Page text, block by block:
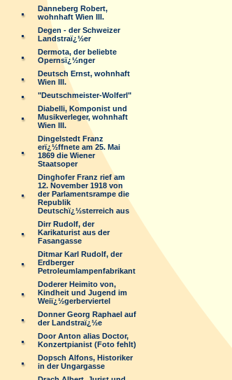
Danneberg Robert,
wohnhaft Wien III.
Degen - der Schweizer
Landstraï¿½er
Dermota, der beliebte
Opernsï¿½nger
Deutsch Ernst, wohnhaft
Wien III.
"Deutschmeister-Wolferl"
Diabelli, Komponist und
Musikverleger, wohnhaft
Wien III.
Dingelstedt Franz
erï¿½ffnete am 25. Mai
1869 die Wiener
Staatsoper
Dinghofer Franz rief am
12. November 1918 von
der Parlamentsrampe die
Republik
Deutschï¿½sterreich aus
Dirr Rudolf, der
Karikaturist aus der
Fasangasse
Ditmar Karl Rudolf, der
Erdberger
Petroleumlampenfabrikant
Doderer Heimito von,
Kindheit und Jugend im
Weiï¿½gerberviertel
Donner Georg Raphael auf
der Landstraï¿½e
Door Anton alias Doctor,
Konzertpianist (Foto fehlt)
Dopsch Alfons, Historiker
in der Ungargasse